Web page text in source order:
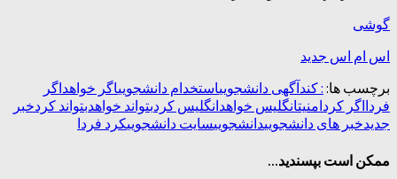
گوشی
اس ام اس جدید
برچسب ها: : کندآگهی دانشجوییاستخدام دانشجوییاگر خواهداگر
فردااگر کردامنیتانگلیس خواهدانگلیس کردبتواند خواهدبتواند کردخبر
جدیدخبر های دانشجوییدانشجوییسایت دانشجوییکرد فردا
ممکن است بپسندید...